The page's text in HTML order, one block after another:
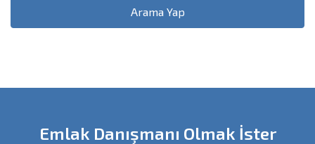
Arama Yap
Emlak Danışmanı Olmak İster